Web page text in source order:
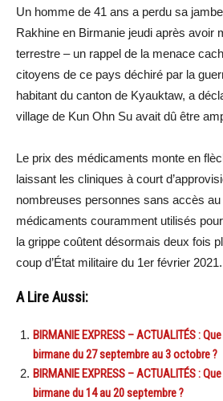
Un homme de 41 ans a perdu sa
Rakhine en Birmanie jeudi après avoir
terrestre – un rappel de la menace
citoyens de ce pays déchiré par la
habitant du canton de Kyauktaw, a
village de Kun Ohn Su avait dû être
Le prix des médicaments monte en
laissant les cliniques à court
nombreuses personnes sans accès
médicaments couramment utilisés
la grippe coûtent désormais deux fois
coup d’État militaire du 1er février 2021.
A Lire Aussi:
BIRMANIE EXPRESS – ACTUALITÉS :
birmane du 27 septembre au 3 octobre ?
BIRMANIE EXPRESS – ACTUALITÉS :
birmane du 14 au 20 septembre ?